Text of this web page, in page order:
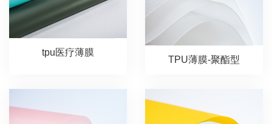
tpu医疗薄膜
TPU薄膜-聚酯型